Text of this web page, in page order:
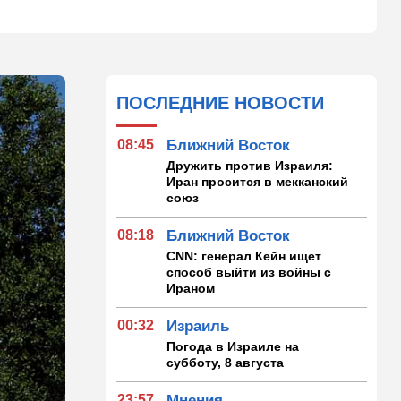
ПОСЛЕДНИЕ НОВОСТИ
08:45 Ближний Восток
Дружить против Израиля:
Иран просится в мекканский
союз
08:18 Ближний Восток
CNN: генерал Кейн ищет
способ выйти из войны с
Ираном
00:32 Израиль
Погода в Израиле на
субботу, 8 августа